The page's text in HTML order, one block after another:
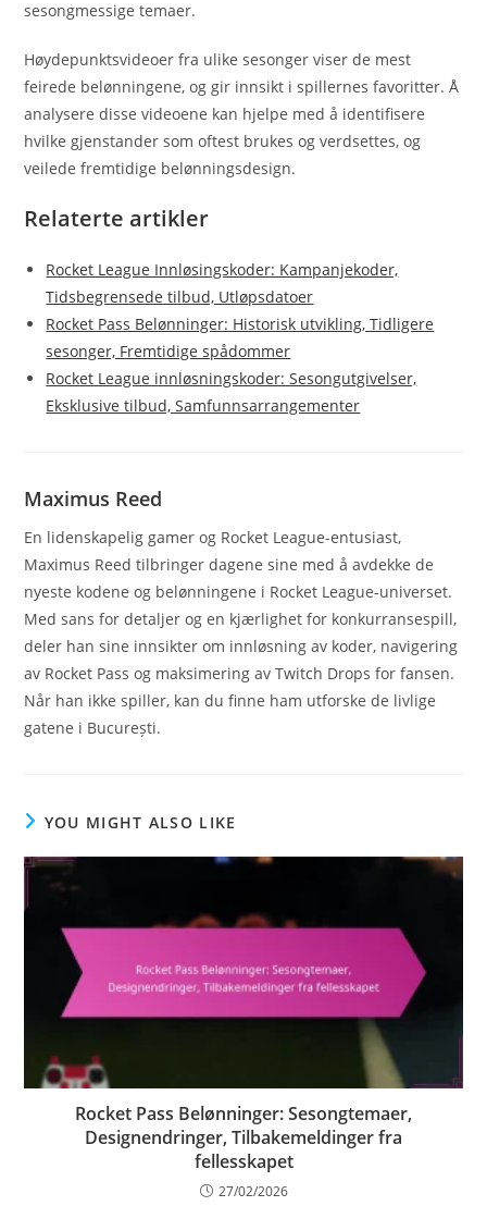
sesongmessige temaer.
Høydepunktsvideoer fra ulike sesonger viser de mest
feirede belønningene, og gir innsikt i spillernes favoritter. Å
analysere disse videoene kan hjelpe med å identifisere
hvilke gjenstander som oftest brukes og verdsettes, og
veilede fremtidige belønningsdesign.
Relaterte artikler
Rocket League Innløsingskoder: Kampanjekoder,
Tidsbegrensede tilbud, Utløpsdatoer
Rocket Pass Belønninger: Historisk utvikling, Tidligere
sesonger, Fremtidige spådommer
Rocket League innløsningskoder: Sesongutgivelser,
Eksklusive tilbud, Samfunnsarrangementer
Maximus Reed
En lidenskapelig gamer og Rocket League-entusiast,
Maximus Reed tilbringer dagene sine med å avdekke de
nyeste kodene og belønningene i Rocket League-universet.
Med sans for detaljer og en kjærlighet for konkurransespill,
deler han sine innsikter om innløsning av koder, navigering
av Rocket Pass og maksimering av Twitch Drops for fansen.
Når han ikke spiller, kan du finne ham utforske de livlige
gatene i București.
YOU MIGHT ALSO LIKE
Rocket Pass Belønninger: Sesongtemaer,
Designendringer, Tilbakemeldinger fra
fellesskapet
27/02/2026